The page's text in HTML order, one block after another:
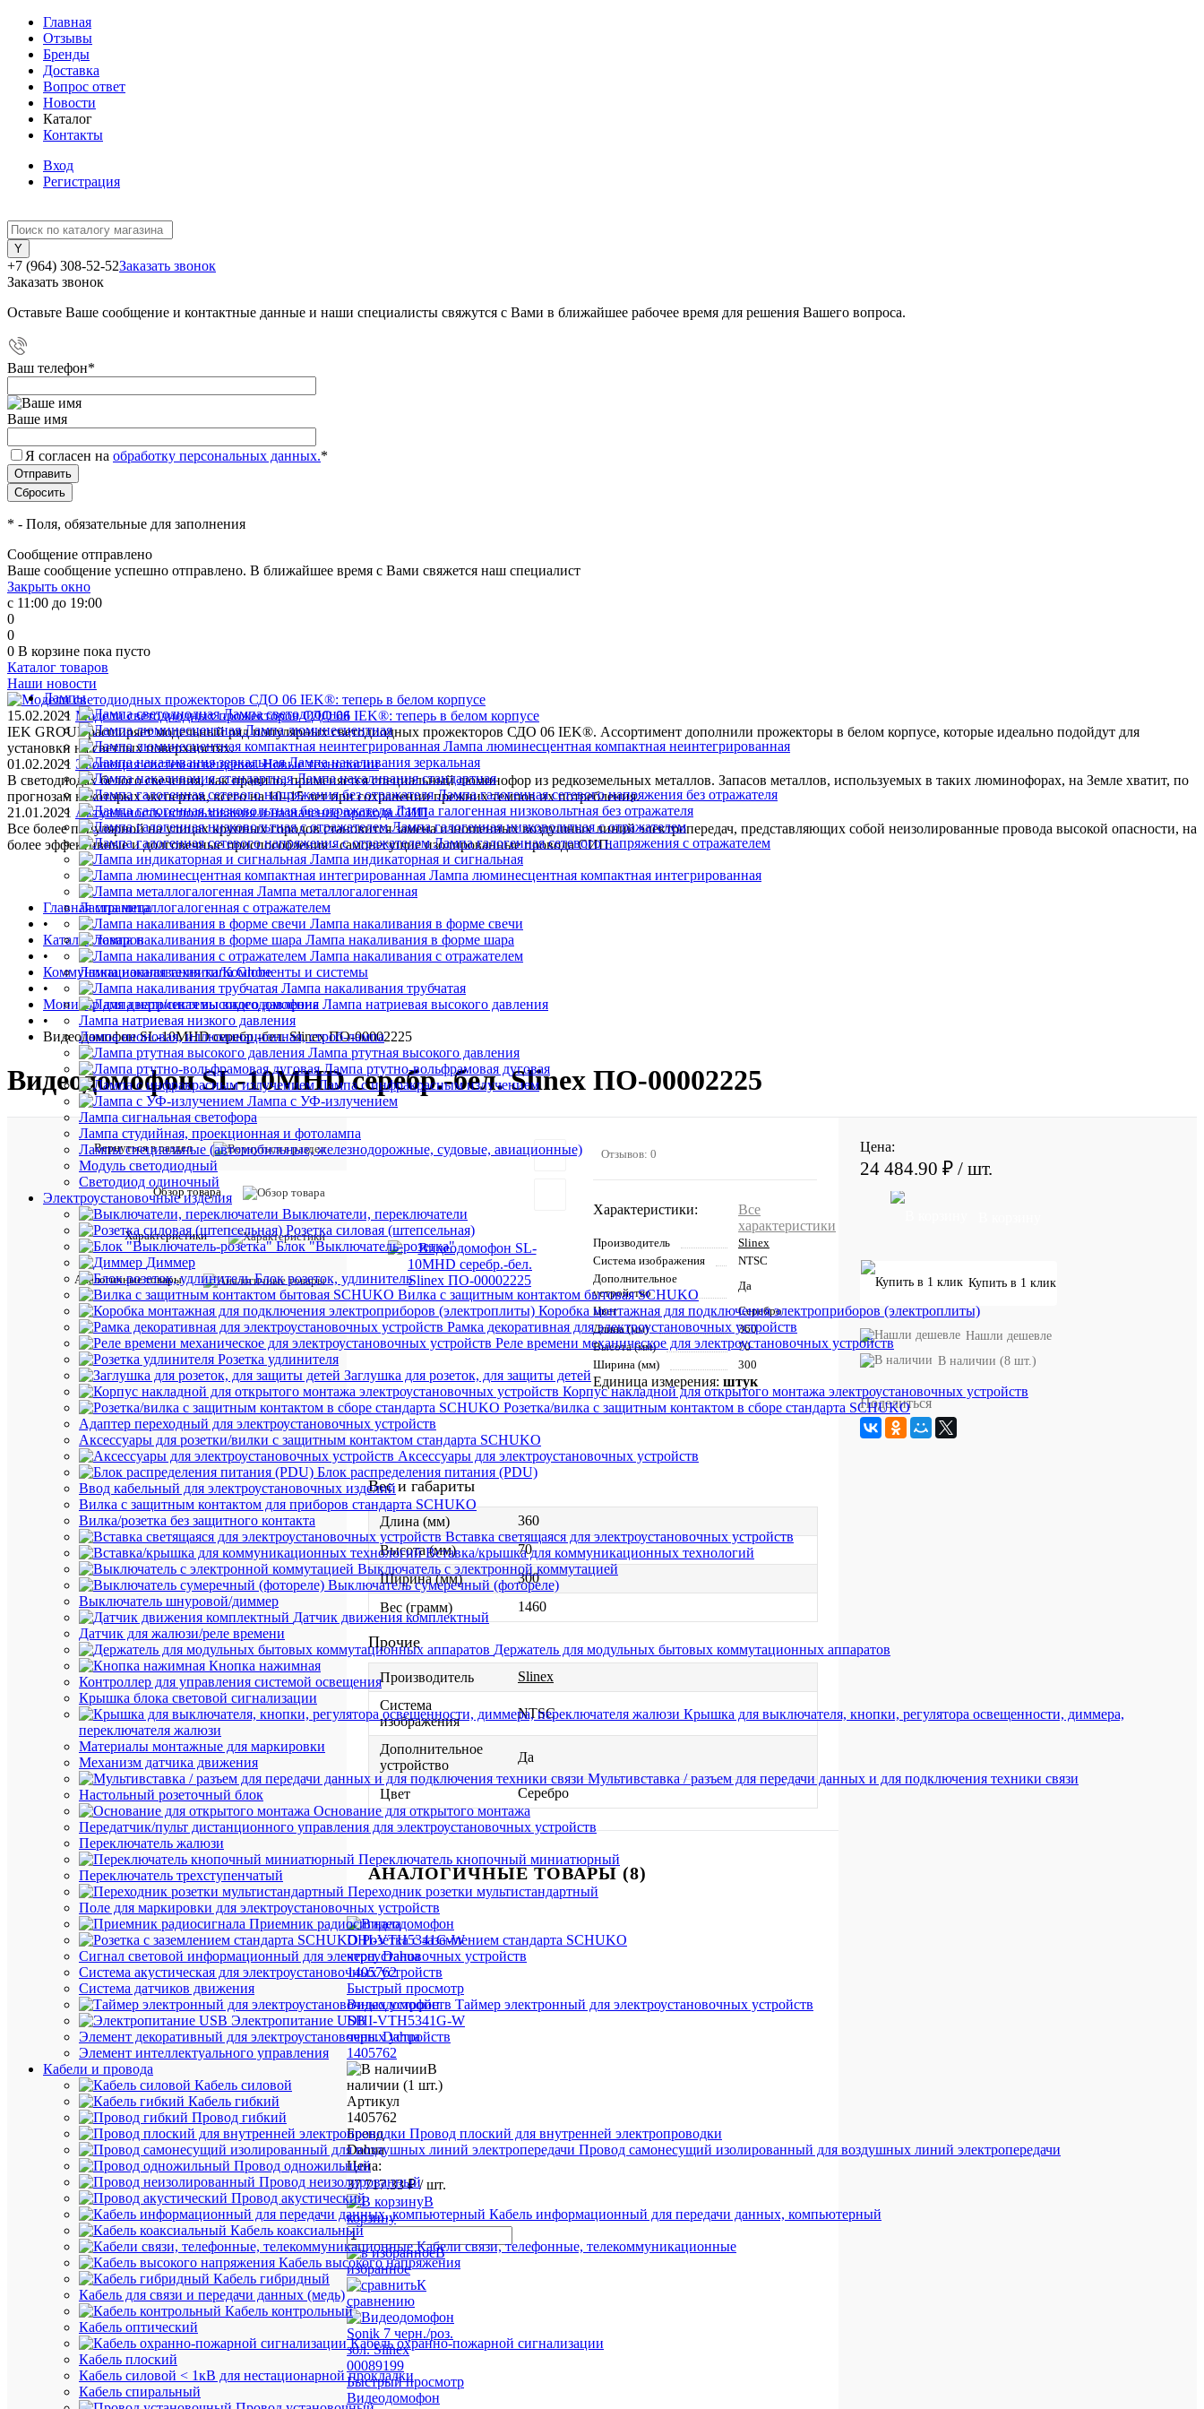
Главная
Отзывы
Бренды
Доставка
Вопрос ответ
Новости
Каталог
Контакты
Вход
Регистрация
+7 (964) 308-52-52Заказать звонок
Заказать звонок
Оставьте Ваше сообщение и контактные данные и наши специалисты свяжутся с Вами в ближайшее рабочее время для решения Вашего вопроса.
Ваш телефон*
Ваше имя
Я согласен на обработку персональных данных.*
* - Поля, обязательные для заполнения
Сообщение отправлено
Ваше сообщение успешно отправлено. В ближайшее время с Вами свяжется наш специалист
Закрыть окно
с 11:00 до 19:00
0
0
0 В корзине пока пусто
Каталог товаров
Лампы
Лампа светодиодная
Лампа люминесцентная
Лампа люминесцентная компактная неинтегрированная
Лампа накаливания зеркальная
Лампа накаливания стандартная
Лампа галогенная сетевого напряжения без отражателя
Лампа галогенная низковольтная без отражателя
Лампа галогенная низковольтная с отражателем
Лампа галогенная сетевого напряжения с отражателем
Лампа индикаторная и сигнальная
Лампа люминесцентная компактная интегрированная
Лампа металлогалогенная
Лампа металлогалогенная с отражателем
Лампа накаливания в форме свечи
Лампа накаливания в форме шара
Лампа накаливания с отражателем
Лампа накаливания типа Globe
Лампа накаливания трубчатая
Лампа натриевая высокого давления
Лампа натриевая низкого давления
Лампа неоновая, иллюминационная, строб-лампа
Лампа ртутная высокого давления
Лампа ртутно-вольфрамовая дуговая
Лампа с инфракрасным излучением
Лампа с УФ-излучением
Лампа сигнальная светофора
Лампа студийная, проекционная и фотолампа
Лампы специальные (автомобильные, железнодорожные, судовые, авиационные)
Модуль светодиодный
Светодиод одиночный
Электроустановочные изделия
Выключатели, переключатели
Розетка силовая (штепсельная)
Блок "Выключатель-розетка"
Диммер
Блок розеток, удлинитель
Вилка с защитным контактом бытовая SCHUKO
Коробка монтажная для подключения электроприборов (электроплиты)
Рамка декоративная для электроустановочных устройств
Реле времени механическое для электроустановочных устройств
Розетка удлинителя
Заглушка для розеток, для защиты детей
Корпус накладной для открытого монтажа электроустановочных устройств
Розетка/вилка с защитным контактом в сборе стандарта SCHUKO
Адаптер переходный для электроустановочных устройств
Аксессуары для розетки/вилки с защитным контактом стандарта SCHUKO
Аксессуары для электроустановочных устройств
Блок распределения питания (PDU)
Ввод кабельный для электроустановочных изделий
Вилка с защитным контактом для приборов стандарта SCHUKO
Вилка/розетка без защитного контакта
Вставка светящаяся для электроустановочных устройств
Вставка/крышка для коммуникационных технологий
Выключатель с электронной коммутацией
Выключатель сумеречный (фотореле)
Выключатель шнуровой/диммер
Датчик движения комплектный
Датчик для жалюзи/реле времени
Держатель для модульных бытовых коммутационных аппаратов
Кнопка нажимная
Контроллер для управления системой освещения
Крышка блока световой сигнализации
Крышка для выключателя, кнопки, регулятора освещенности, диммера,
переключателя жалюзи
Материалы монтажные для маркировки
Механизм датчика движения
Мультивставка / разъем для передачи данных и для подключения техники связи
Настольный розеточный блок
Основание для открытого монтажа
Передатчик/пульт дистанционного управления для электроустановочных устройств
Переключатель жалюзи
Переключатель кнопочный миниатюрный
Переключатель трехступенчатый
Переходник розетки мультистандартный
Поле для маркировки для электроустановочных устройств
Приемник радиосигнала
Розетка с заземлением стандарта SCHUKO
Сигнал световой информационный для электроустановочных устройств
Система акустическая для электроустановочных устройств
Система датчиков движения
Таймер электронный для электроустановочных устройств
Электропитание USB
Элемент декоративный для электроустановочных устройств
Элемент интеллектуального управления
Кабели и провода
Кабель силовой
Кабель гибкий
Провод гибкий
Провод плоский для внутренней электропроводки
Провод самонесущий изолированный для воздушных линий электропередачи
Провод одножильный
Провод неизолированный
Провод акустический
Кабель информационный для передачи данных, компьютерный
Кабель коаксиальный
Кабели связи, телефонные, телекоммуникационные
Кабель высокого напряжения
Кабель гибридный
Кабель для связи и передачи данных (медь)
Кабель контрольный
Кабель оптический
Кабель охранно-пожарной сигнализации
Кабель плоский
Кабель силовой < 1кВ для нестационарной прокладки
Кабель спиральный
Наши новости
15.02.2021 Модели светодиодных прожекторов СДО 06 IEK®: теперь в белом корпусе
IEK GROUP расширяет модельный ряд популярных светодиодных прожекторов СДО 06 IEK®. Ассортимент дополнили прожекторы в белом корпусе, которые идеально подойдут для
установки на светлых поверхностях.
01.02.2021 Эволюция систем освещения. Новые технологии
В светодиодах белого свечения, как правило, применяется специальный люминофор из редкоземельных металлов. Запасов металлов, используемых в таких люминофорах, на Земле хватит, по
прогнозам некоторых экспертов, всего на 10–15 лет при сохранении прежних темпов их потребления.
21.01.2021 Актуальность использования и назначение провода СИП
Все более популярной на улицах крупных городов становится замена изношенных воздушных линий электропередач, представляющих собой неизолированные провода высокой опасности, на
более эффективные и долговечные приспособления - самонесущие изолированные провода СИП.
Главная страница
•
Каталог товаров
•
Коммуникационная техника/Компоненты и системы
•
Монитор для двери/системы видеодомофона
•
Видеодомофон SL-10MHD серебр.-бел. Slinex ПО-00002225
Видеодомофон SL-10MHD серебр.-бел. Slinex ПО-00002225
Вернуться в раздел
Обзор товара
Характеристики
Аналогичные товары
Отзывов: 0
Характеристики:
Все
характеристики
Производитель
Slinex
Система изображения
NTSC
Дополнительное
устройство
Да
Цвет
Серебро
Длина (мм)
360
Высота (мм)
70
Ширина (мм)
300
Единица измерения: штук
Вес и габариты
Длина (мм)
360
Высота (мм)
70
Ширина (мм)
300
Вес (грамм)
1460
Прочие
Производитель
Slinex
Система
изображения
NTSC
Дополнительное
устройство
Да
Цвет Серебро
АНАЛОГИЧНЫЕ ТОВАРЫ (8)
Быстрый просмотр
Видеодомофон
DHI-VTH5341G-W
черн. Dahua
1405762
В
наличии (1 шт.)
Артикул
1405762
Бренд
Dahua
Цена:
37 717.33 ₽/ шт.
В
корзину
В
избранное
К
сравнению
Быстрый просмотр
Видеодомофон
Цена:
24 484.90 ₽ / шт.
Купить в 1 клик
Нашли дешевле
В наличии (8 шт.)
Поделиться